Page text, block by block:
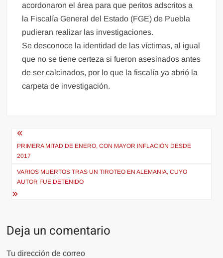
acordonaron el área para que peritos adscritos a
la Fiscalía General del Estado (FGE) de Puebla
pudieran realizar las investigaciones.
Se desconoce la identidad de las víctimas, al igual
que no se tiene certeza si fueron asesinados antes
de ser calcinados, por lo que la fiscalía ya abrió la
carpeta de investigación.
Navegación
de
entradas
PRIMERA MITAD DE ENERO, CON MAYOR INFLACIÓN DESDE
2017
VARIOS MUERTOS TRAS UN TIROTEO EN ALEMANIA, CUYO
AUTOR FUE DETENIDO
Deja un comentario
Tu dirección de correo